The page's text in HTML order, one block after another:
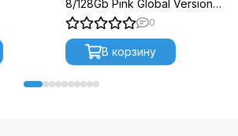
8/128Gb Pink Global Version
EAC
0
В корзину